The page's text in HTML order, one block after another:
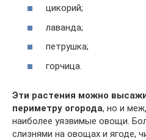
цикорий;
лаванда;
петрушка;
горчица.
Эти растения можно
периметру огорода, но и
наиболее уязвимые овощи.
слизнями на овощах и ягоде,